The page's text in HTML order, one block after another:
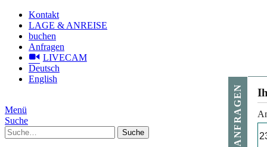
Kontakt
LAGE & ANREISE
buchen
Anfragen
LIVECAM
Deutsch
English
Menü
Suche
Suche
ANFRAGEN